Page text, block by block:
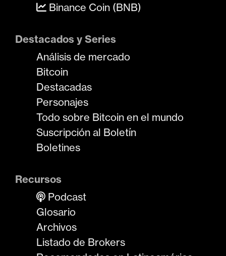
Binance Coin (BNB)
Destacados y Series
Análisis de mercado
Bitcoin
Destacadas
Personajes
Todo sobre Bitcoin en el mundo
Suscripción al Boletín
Boletines
Recursos
Podcast
Glosario
Archivos
Listado de Brokers